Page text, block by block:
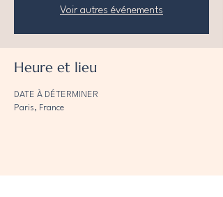
Voir autres événements
Heure et lieu
DATE À DÉTERMINER
Paris, France